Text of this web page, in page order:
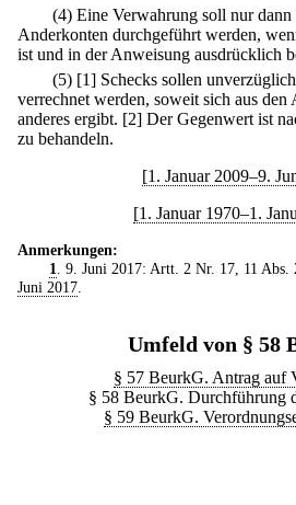
(4) Eine Verwahrung soll nur dann
Anderkonten durchgeführt werden,
ist und in der Anweisung ausdrücklich
(5) [1] Schecks sollen
verrechnet werden, soweit sich aus den
anderes ergibt. [2] Der Gegenwert ist
zu behandeln.
[1. Januar 2009–9.
[1. Januar 1970–1.
Anmerkungen:
1. 9. Juni 2017: Artt. 2 Nr. 17, 11 Abs.
Juni 2017.
Umfeld von § 58
§ 57 BeurkG. Antrag auf
§ 58 BeurkG. Durchführung
§ 59 BeurkG.